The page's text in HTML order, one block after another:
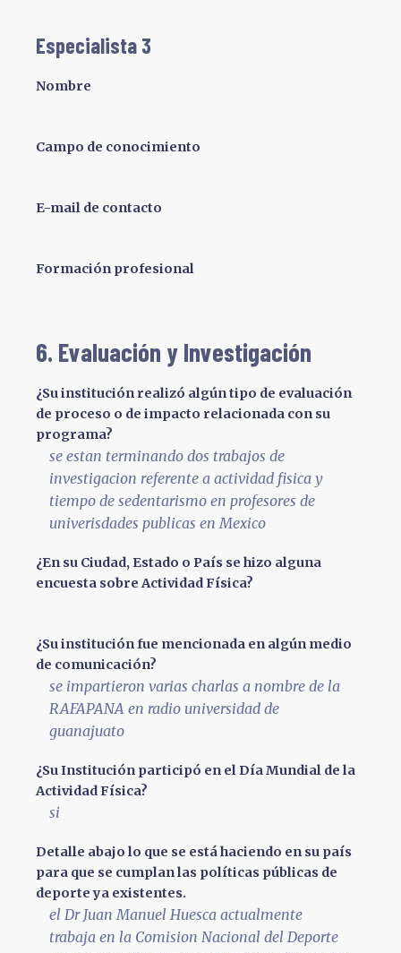
Especialista 3
Nombre
Campo de conocimiento
E-mail de contacto
Formación profesional
6. Evaluación y Investigación
¿Su institución realizó algún tipo de evaluación
de proceso o de impacto relacionada con su
programa?
se estan terminando dos trabajos de
investigacion referente a actividad fisica y
tiempo de sedentarismo en profesores de
univerisdades publicas en Mexico
¿En su Ciudad, Estado o País se hizo alguna
encuesta sobre Actividad Física?
¿Su institución fue mencionada en algún medio
de comunicación?
se impartieron varias charlas a nombre de la
RAFAPANA en radio universidad de
guanajuato
¿Su Institución participó en el Día Mundial de la
Actividad Física?
si
Detalle abajo lo que se está haciendo en su país
para que se cumplan las políticas públicas de
deporte ya existentes.
el Dr Juan Manuel Huesca actualmente
trabaja en la Comision Nacional del Deporte